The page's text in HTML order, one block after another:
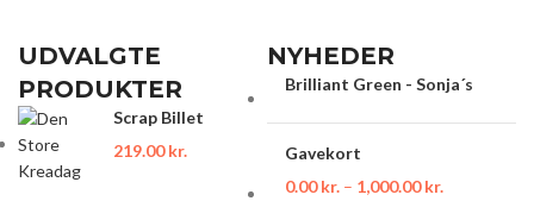
UDVALGTE
PRODUKTER
Scrap Billet
219.00kr.
NYHEDER
Brilliant Green - Sonja´s
Gavekort
0.00kr. – 1,000.00kr.